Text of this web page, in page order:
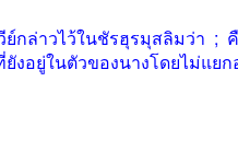
กล่าวไว้ในชัรฮุรมุสลิมว่า ;
งอยู่ในตัวของนางโดยไม่แย